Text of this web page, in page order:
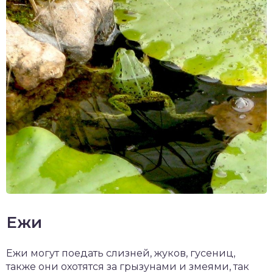
Ежи
Ежи могут поедать слизней, жуков, гусениц,
также они охотятся за грызунами и змеями, так